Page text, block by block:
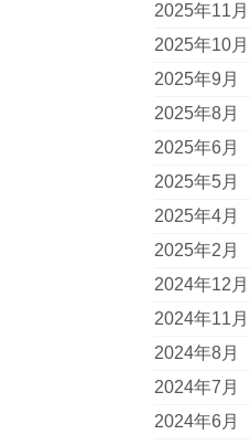
2025年11月
2025年10月
2025年9月
2025年8月
2025年6月
2025年5月
2025年4月
2025年2月
2024年12月
2024年11月
2024年8月
2024年7月
2024年6月